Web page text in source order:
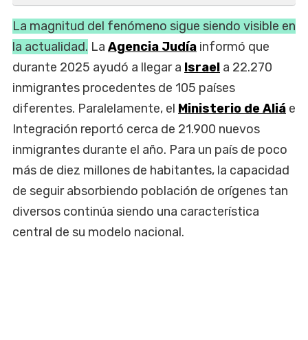
La magnitud del fenómeno sigue siendo visible en
la actualidad. La Agencia Judía informó que
durante 2025 ayudó a llegar a Israel a 22.270
inmigrantes procedentes de 105 países
diferentes. Paralelamente, el Ministerio de Aliá e
Integración reportó cerca de 21.900 nuevos
inmigrantes durante el año. Para un país de poco
más de diez millones de habitantes, la capacidad
de seguir absorbiendo población de orígenes tan
diversos continúa siendo una característica
central de su modelo nacional.